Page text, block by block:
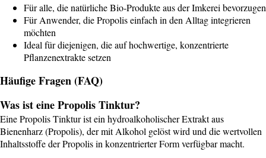
Für alle, die natürliche Bio‑Produkte aus der Imkerei bevorzugen
Für Anwender, die Propolis einfach in den Alltag integrieren
möchten
Ideal für diejenigen, die auf hochwertige, konzentrierte
Pflanzenextrakte setzen
Häufige Fragen (FAQ)
Was ist eine Propolis Tinktur?
Eine Propolis Tinktur ist ein hydroalkoholischer Extrakt aus
Bienenharz (Propolis), der mit Alkohol gelöst wird und die wertvollen
Inhaltsstoffe der Propolis in konzentrierter Form verfügbar macht.